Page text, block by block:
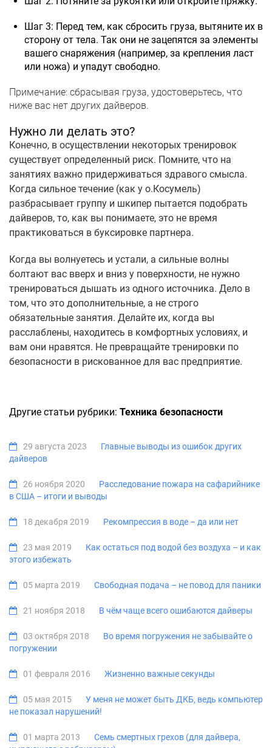
Шаг 3: Перед тем, как сбросить груза, вытяните их в
сторону от тела. Так они не зацепятся за элементы
вашего снаряжения (например, за крепления ласт
или ножа) и упадут свободно.
Примечание: сбрасывая груза, удостоверьтесь, что
ниже вас нет других дайверов.
Нужно ли делать это?
Конечно, в осуществлении некоторых тренировок
существует определенный риск. Помните, что на
занятиях важно придерживаться здравого смысла.
Когда сильное течение (как у о.Косумель)
разбрасывает группу и шкипер пытается подобрать
дайверов, то, как вы понимаете, это не время
практиковаться в буксировке партнера.
Когда вы волнуетесь и устали, а сильные волны
болтают вас вверх и вниз у поверхности, не нужно
тренироваться дышать из одного источника. Дело в
том, что это дополнительные, а не строго
обязательные занятия. Делайте их, когда вы
расслаблены, находитесь в комфортных условиях, и
вам они нравятся. Не превращайте тренировки по
безопасности в рискованное для вас предприятие.
Другие статьи рубрики: Техника безопасности
29 августа 2023
Главные выводы из ошибок других
дайверов
26 ноября 2020
Расследование пожара на сафарийнике
в США – итоги и выводы
18 декабря 2019 Рекомпрессия в воде – да или нет
23 мая 2019
Как остаться под водой без воздуха – и как
этого избежать
05 марта 2019 Свободная подача – не повод для паники
21 ноября 2018 В чём чаще всего ошибаются дайверы
03 октября 2018
Во время погружения не забывайте о
погружении
01 февраля 2016 Жизненно важные секунды
05 мая 2015
У меня не может быть ДКБ, ведь компьютер
не показал нарушений!
01 марта 2013
Семь смертных грехов (для дайвера,